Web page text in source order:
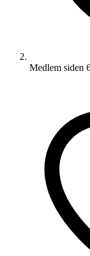
Medlem siden